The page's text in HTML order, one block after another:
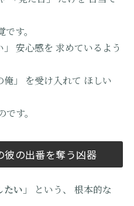
す。
安心感を 求めているよう
」 を受け入れて ほしい
す。
彼の出番を奪う凶器
い」 という、
根本的な